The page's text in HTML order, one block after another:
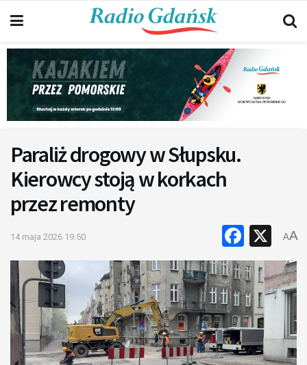
Paraliż drogowy w Słupsku.
Kierowcy stoją w korkach
przez remonty
14 maja 2026 19:50 X
AA